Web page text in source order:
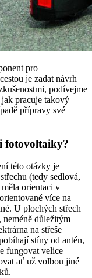
pro
je zadat návrh
podívejme
pracuje takový
přípravy své
fotovoltaiky?
této otázky je
(tedy sedlová,
orientaci v
více na
U plochých střech
neméně důležitým
na střeše
stíny od antén,
fungovat velice
ať už volbou jiné